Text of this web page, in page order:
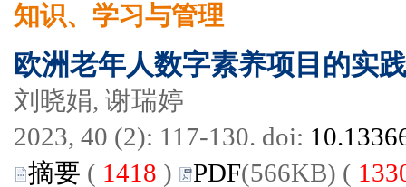
知识、学习与管理
欧洲老年人数字素养项目的实
刘晓娟, 谢瑞婷
2023, 40 (2): 117-130. doi:
摘要 ( 1418 ) PDF(566KB) (